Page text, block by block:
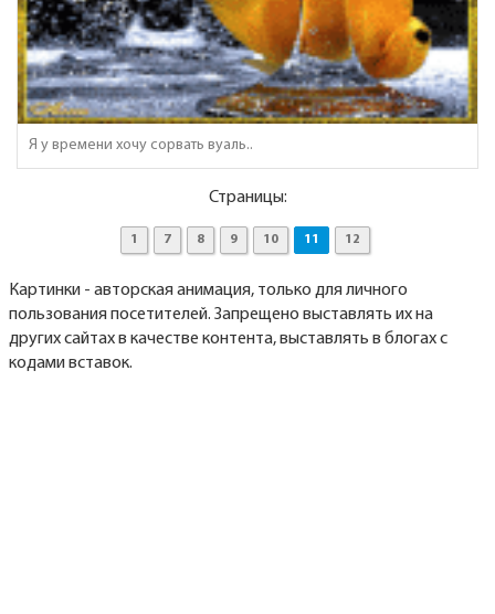
Я у времени хочу сорвать вуаль..
Страницы:
1 7 8 9 10 11 12
Картинки - авторская анимация, только для личного
пользования посетителей. Запрещено выставлять их на
других сайтах в качестве контента, выставлять в блогах с
кодами вставок.